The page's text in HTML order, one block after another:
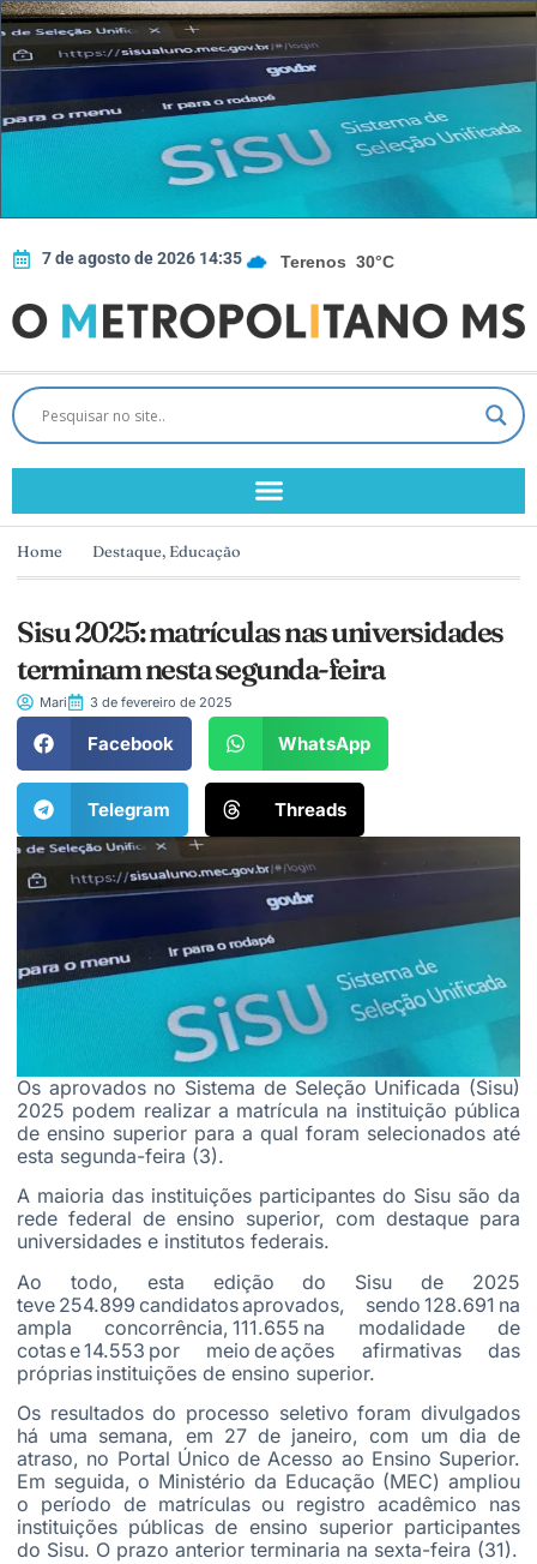
7 de agosto de 2026 14:35 Terenos 30°C
Home Destaque, Educação
Sisu 2025: matrículas nas universidades
terminam nesta segunda-feira
Mari 3 de fevereiro de 2025
Facebook WhatsApp
Telegram Threads
Os aprovados no Sistema de Seleção Unificada (Sisu)
2025 podem realizar a matrícula na instituição pública
de ensino superior para a qual foram selecionados até
esta segunda-feira (3).
A maioria das instituições participantes do Sisu são da
rede federal de ensino superior, com destaque para
universidades e institutos federais.
Ao todo, esta edição do Sisu de 2025
teve 254.899 candidatos aprovados, sendo 128.691 na
ampla concorrência, 111.655 na modalidade de
cotas e 14.553 por meio de ações afirmativas das
próprias instituições de ensino superior.
Os resultados do processo seletivo foram divulgados
há uma semana, em 27 de janeiro, com um dia de
atraso, no Portal Único de Acesso ao Ensino Superior.
Em seguida, o Ministério da Educação (MEC) ampliou
o período de matrículas ou registro acadêmico nas
instituições públicas de ensino superior participantes
do Sisu. O prazo anterior terminaria na sexta-feira (31).